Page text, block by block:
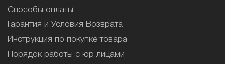
Способы оплаты
Гарантия и Условия Возврата
Инструкция по покупке товара
Порядок работы с юр.лицами